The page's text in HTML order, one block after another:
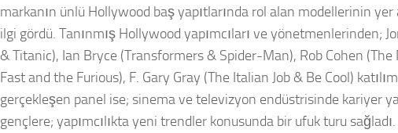
markanın ünlü Hollywood baş yapıtlarında rol alan modellerinin yer
ilgi gördü. Tanınmış Hollywood yapımcıları ve yönetmenlerinden;
& Titanic), Ian Bryce (Transformers & Spider-Man), Rob Cohen
Fast and the Furious), F. Gary Gray (The Italian Job & Be Cool)
gerçekleşen panel ise; sinema ve televizyon endüstrisinde kariyer
gençlere; yapımcılıkta yeni trendler konusunda bir ufuk turu